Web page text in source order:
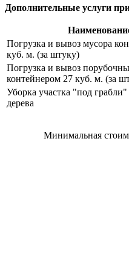
Дополнительные услуги
Погрузка и вывоз мусора
куб. м. (за штуку)
Погрузка и вывоз
контейнером 27 куб. м. (за
Уборка участка "под грабли"
дерева
Минимальная